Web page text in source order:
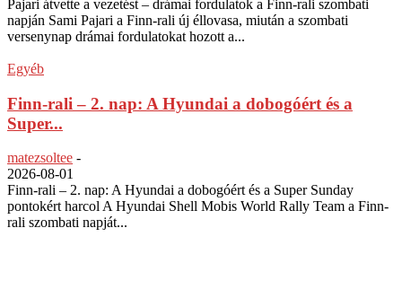
Pajari átvette a vezetést – drámai fordulatok a Finn-rali szombati
napján Sami Pajari a Finn-rali új éllovasa, miután a szombati
versenynap drámai fordulatokat hozott a...
Egyéb
Finn-rali – 2. nap: A Hyundai a dobogóért és a
Super...
matezsoltee -
2026-08-01
Finn-rali – 2. nap: A Hyundai a dobogóért és a Super Sunday
pontokért harcol A Hyundai Shell Mobis World Rally Team a Finn-
rali szombati napját...